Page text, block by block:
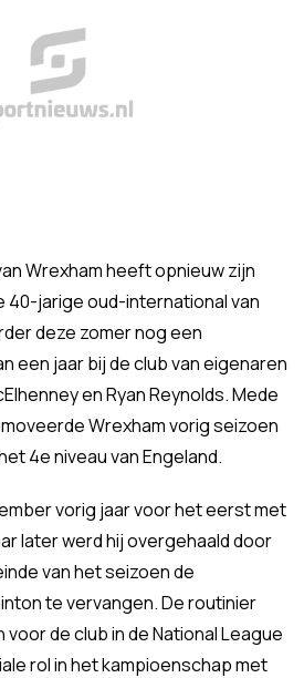
Wrexham heeft opnieuw zijn
40-jarige oud-international van
deze zomer nog een
een jaar bij de club van eigenaren
en Ryan Reynolds. Mede
Wrexham vorig seizoen
4e niveau van Engeland.
vorig jaar voor het eerst met
later werd hij overgehaald door
van het seizoen de
te vervangen. De routinier
de club in de National League
rol in het kampioenschap met